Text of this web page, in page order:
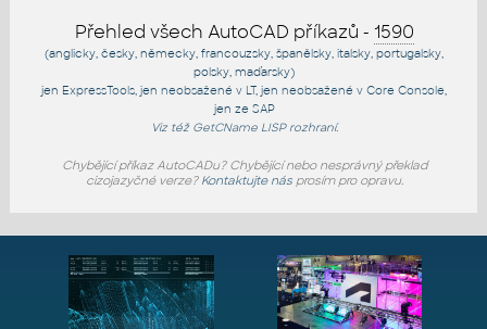
Přehled všech AutoCAD příkazů - 1590
(anglicky, česky, německy, francouzsky, španělsky, italsky, portugalsky,
polsky, maďarsky)
jen ExpressTools , jen neobsažené v LT, jen neobsažené v Core Console
jen ze SAP
Viz též GetCNameLISP rozhraní.
Chybějící příkaz AutoCADu? Chybějící nebo nesprávný překlad
cizojazyčné verze? Kontaktujte násprosím pro opravu.